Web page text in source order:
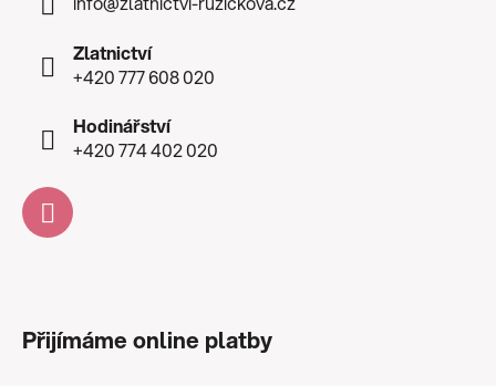
Zlatnictví
+420 777 608 020
Hodinářství
+420 774 402 020
Přijímáme online platby